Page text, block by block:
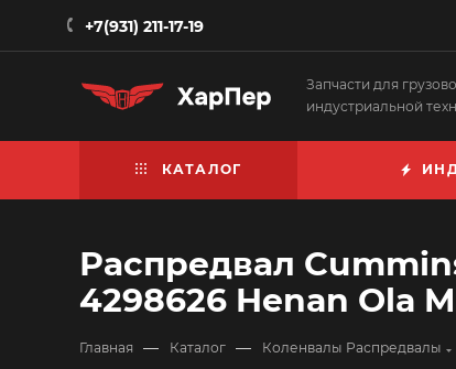
+7(931) 211-17-19
Запчасти для
индустриальной
КАТАЛОГ
Распредвал
4298626 Henan Ola
Главная — Каталог — Коленвалы Распредвалы